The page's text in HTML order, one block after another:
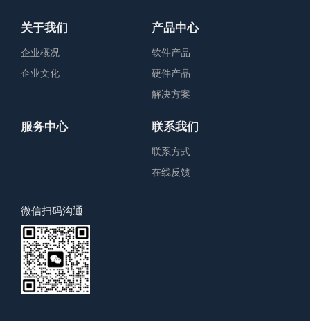
关于我们
企业概况
企业文化
产品中心
软件产品
硬件产品
解决方案
服务中心 联系我们
联系方式
在线反馈
微信扫码沟通